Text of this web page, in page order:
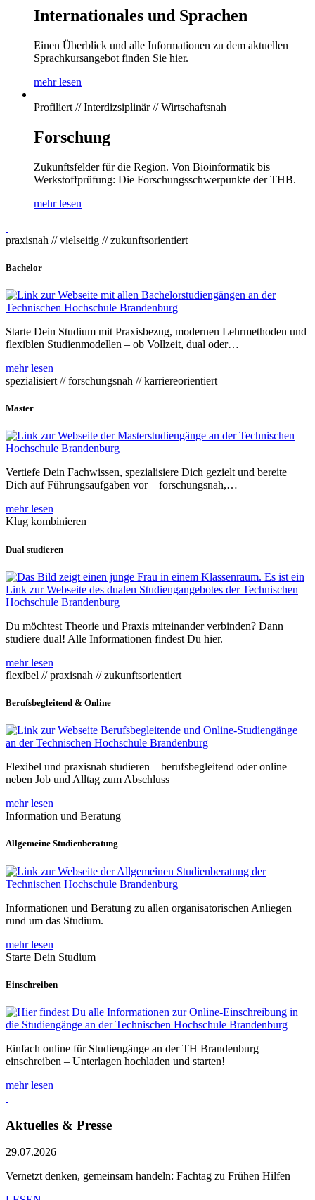
Internationales und Sprachen
Einen Überblick und alle Informationen zu dem aktuellen
Sprachkursangebot finden Sie hier.
mehr lesen
Profiliert // Interdizsiplinär // Wirtschaftsnah
Forschung
Zukunftsfelder für die Region. Von Bioinformatik bis
Werkstoffprüfung: Die Forschungsschwerpunkte der THB.
mehr lesen
praxisnah // vielseitig // zukunftsorientiert
Bachelor
Starte Dein Studium mit Praxisbezug, modernen Lehrmethoden und
flexiblen Studienmodellen – ob Vollzeit, dual oder…
mehr lesen
spezialisiert // forschungsnah // karriereorientiert
Master
Vertiefe Dein Fachwissen, spezialisiere Dich gezielt und bereite
Dich auf Führungsaufgaben vor – forschungsnah,…
mehr lesen
Klug kombinieren
Dual studieren
Du möchtest Theorie und Praxis miteinander verbinden? Dann
studiere dual! Alle Informationen findest Du hier.
mehr lesen
flexibel // praxisnah // zukunftsorientiert
Berufsbegleitend & Online
Flexibel und praxisnah studieren – berufsbegleitend oder online
neben Job und Alltag zum Abschluss
mehr lesen
Information und Beratung
Allgemeine Studienberatung
Informationen und Beratung zu allen organisatorischen Anliegen
rund um das Studium.
mehr lesen
Starte Dein Studium
Einschreiben
Einfach online für Studiengänge an der TH Brandenburg
einschreiben – Unterlagen hochladen und starten!
mehr lesen
Aktuelles & Presse
29.07.2026
Vernetzt denken, gemeinsam handeln: Fachtag zu Frühen Hilfen